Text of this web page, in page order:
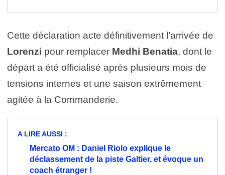
Cette déclaration acte définitivement l’arrivée de
Lorenzi pour remplacer Medhi Benatia, dont le
départ a été officialisé après plusieurs mois de
tensions internes et une saison extrêmement
agitée à la Commanderie.
A LIRE AUSSI :
Mercato OM : Daniel Riolo explique le
déclassement de la piste Galtier, et évoque un
coach étranger !